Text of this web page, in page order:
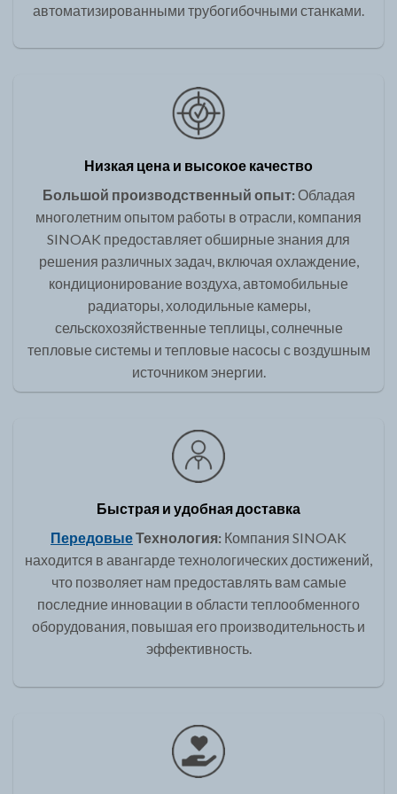
автоматизированными трубогибочными станками.
Низкая цена и высокое качество
Большой производственный опыт:Обладая
многолетним опытом работы в отрасли, компания
SINOAK предоставляет обширные знания для
решения различных задач, включая охлаждение,
кондиционирование воздуха, автомобильные
радиаторы, холодильные камеры,
сельскохозяйственные теплицы, солнечные
тепловые системы и тепловые насосы с воздушным
источником энергии.
Быстрая и удобная доставка
ПередовыеТехнология: Компания SINOAK
находится в авангарде технологических достижений,
что позволяет нам предоставлять вам самые
последние инновации в области теплообменного
оборудования, повышая его производительность и
эффективность.